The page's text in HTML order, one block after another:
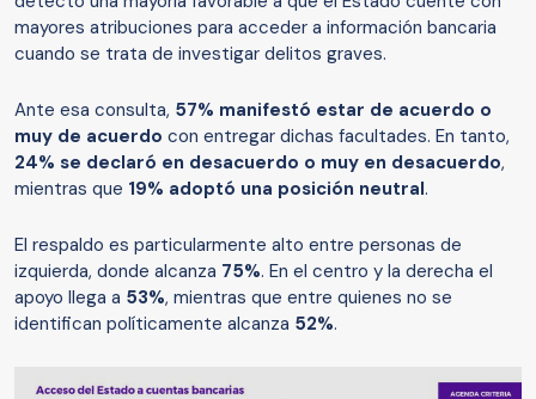
mayores atribuciones para acceder a información bancaria
cuando se trata de investigar delitos graves.
Ante esa consulta, 57% manifestó estar de acuerdo o
muy de acuerdo con entregar dichas facultades. En tanto,
24% se declaró en desacuerdo o muy en desacuerdo,
mientras que 19% adoptó una posición neutral.
El respaldo es particularmente alto entre personas de
izquierda, donde alcanza 75%. En el centro y la derecha el
apoyo llega a 53%, mientras que entre quienes no se
identifican políticamente alcanza 52%.